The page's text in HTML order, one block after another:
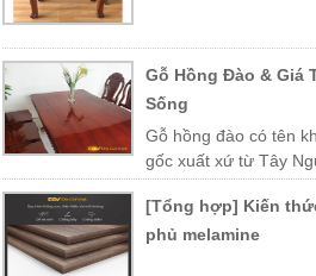
Gỗ Hồng Đào & Giá
Sống
Gỗ hồng đào có tên
gốc xuất xứ từ Tây
được trồng nhiều ở các vùng miền
Phú Yên, Lào, Campuchia…
[Tổng hợp] Kiến
phủ melamine